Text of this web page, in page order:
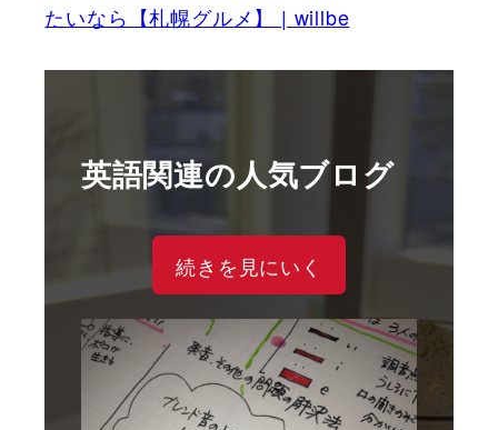
たいなら【札幌グルメ】 | willbe
英語関連の人気ブログ
続きを見にいく